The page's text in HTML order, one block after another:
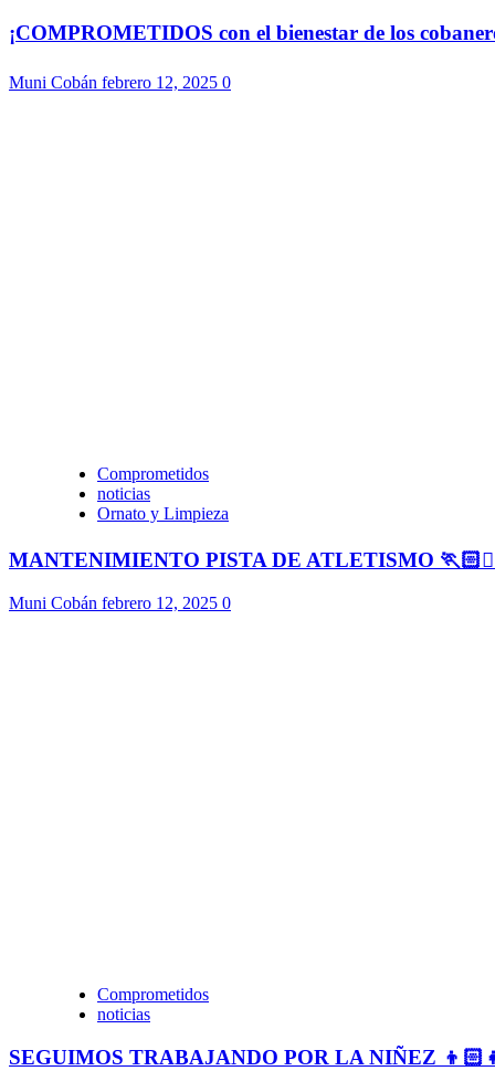
¡COMPROMETIDOS con el bienestar de los
Muni Cobán febrero 12, 2025 0
Comprometidos
noticias
Ornato y Limpieza
MANTENIMIENTO PISTA DE ATLETISMO
Muni Cobán febrero 12, 2025 0
Comprometidos
noticias
SEGUIMOS TRABAJANDO POR LA NIÑEZ